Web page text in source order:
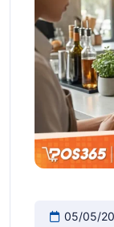
05/05/